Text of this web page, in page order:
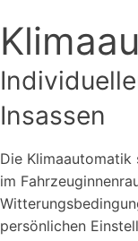
Insassen
Die Klimaautomatik
im
persönlichen